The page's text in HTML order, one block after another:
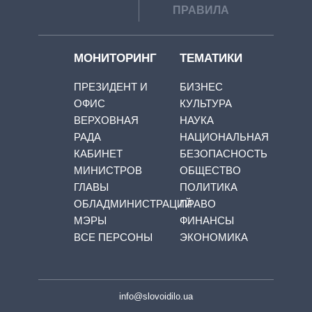
ПРАВИЛА
МОНИТОРИНГ
ПРЕЗИДЕНТ И
ОФИС
ВЕРХОВНАЯ
РАДА
КАБИНЕТ
МИНИСТРОВ
ГЛАВЫ
ОБЛАДМИНИСТРАЦИЙ
МЭРЫ
ВСЕ ПЕРСОНЫ
ТЕМАТИКИ
БИЗНЕС
КУЛЬТУРА
НАУКА
НАЦИОНАЛЬНАЯ
БЕЗОПАСНОСТЬ
ОБЩЕСТВО
ПОЛИТИКА
ПРАВО
ФИНАНСЫ
ЭКОНОМИКА
info@slovoidilo.ua